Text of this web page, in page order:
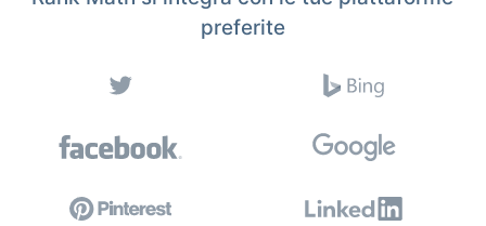
preferite